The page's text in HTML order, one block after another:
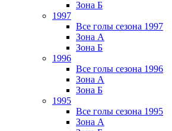
Зона Б
1997
Все голы сезона 1997
Зона А
Зона Б
1996
Все голы сезона 1996
Зона А
Зона Б
1995
Все голы сезона 1995
Зона А